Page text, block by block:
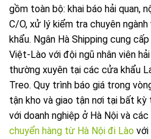
gồm toàn bộ: khai báo hải quan,
C/O, xử lý kiểm tra chuyên
khẩu. Ngân Hà Shipping cung
Việt-Lào với đội ngũ nhân viên
thường xuyên tại các cửa khẩu
Treo. Quy trình báo giá trong
tận kho và giao tận nơi tại bất
với doanh nghiệp ở Hà Nội và
chuyển hàng từ Hà Nội đi Lào với